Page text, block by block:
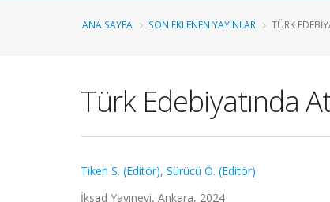
ANA SAYFA SON EKLENEN YAYINLAR TÜRK
Türk Edebiyatında
Tiken S. (Editör), Sürücü Ö. (Editör)
İksad Yayınevi, Ankara, 2024